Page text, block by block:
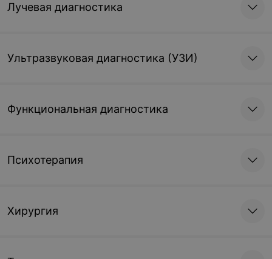
Лучевая диагностика
Ультразвуковая диагностика (УЗИ)
Функциональная диагностика
Психотерапия
Хирургия